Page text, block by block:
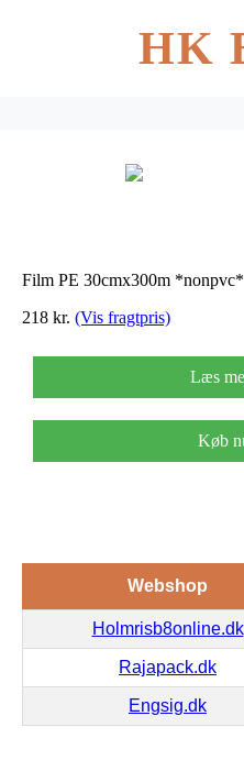
HK
Film PE 30cmx300m *nonpvc*
218 kr. (Vis fragtpris)
Læs
Køb
Webshop
Holmrisb8online.dk
Rajapack.dk
Engsig.dk